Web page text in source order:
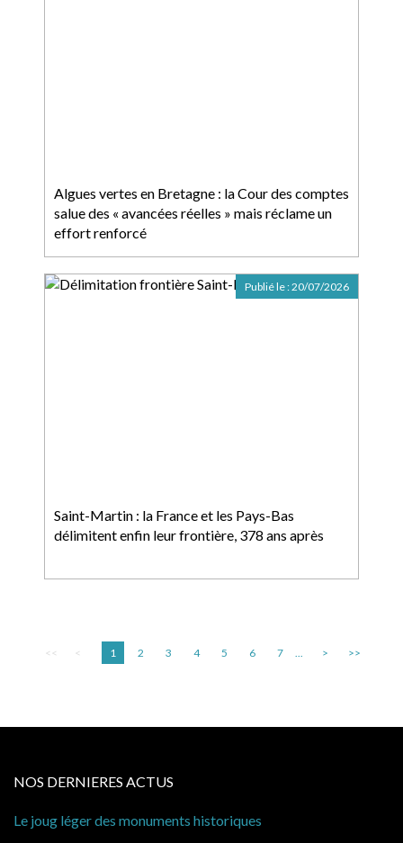
Algues vertes en Bretagne : la Cour des comptes
salue des « avancées réelles » mais réclame un
effort renforcé
Saint-Martin : la France et les Pays-Bas
délimitent enfin leur frontière, 378 ans après
Publié le :20/07/2026
<< < 1 2 3 4 5 6 7 ... > >>
NOS DERNIERES ACTUS
Le joug léger des monuments historiques